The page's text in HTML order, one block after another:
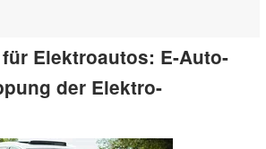
Elektroautos: E-Auto-
der Elektro-